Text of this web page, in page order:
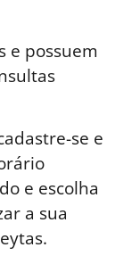
e possuem
se e
e escolha
a sua